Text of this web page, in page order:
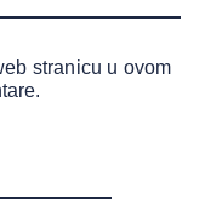
stranicu u ovom